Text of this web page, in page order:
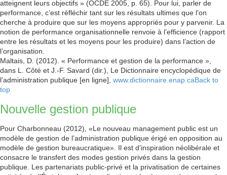
atteignent leurs objectifs » (OCDE 2005, p. 65). Pour lui, parler de
performance, c’est réfléchir tant sur les résultats ultimes que l’on
cherche à produire que sur les moyens appropriés pour y parvenir. La
notion de performance organisationnelle renvoie à l’efficience (rapport
entre les résultats et les moyens pour les produire) dans l’action de
l’organisation.
Maltais, D. (2012). « Performance et gestion de la performance »,
dans L. Côté et J.-F. Savard (dir.), Le Dictionnaire encyclopédique de
l’administration publique [en ligne], www.dictionnaire.enap.caBack to
top
Nouvelle gestion publique
Pour Charbonneau (2012), «Le nouveau management public est un
modèle de gestion de l’administration publique érigé en opposition au
modèle de gestion bureaucratique». Il est d’inspiration néolibérale et
consacre le transfert des modes gestion privés dans la gestion
publique. Les partenariats public-privé et la privatisation de certaines